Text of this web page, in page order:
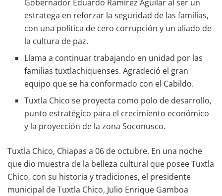
Gobernador Eduardo Ramírez Aguilar al ser un
estratega en reforzar la seguridad de las familias,
con una política de cero corrupción y un aliado de
la cultura de paz.
Llama a continuar trabajando en unidad por las
familias tuxtlachiquenses. Agradeció el gran
equipo que se ha conformado con el Cabildo.
Tuxtla Chico se proyecta como polo de desarrollo,
punto estratégico para el crecimiento económico
y la proyección de la zona Soconusco.
Tuxtla Chico, Chiapas a 06 de octubre. En una noche
que dio muestra de la belleza cultural que posee Tuxtla
Chico, con su historia y tradiciones, el presidente
municipal de Tuxtla Chico, Julio Enrique Gamboa